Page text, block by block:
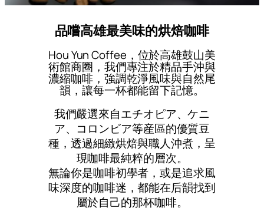
品嚐高雄最美味的烘焙咖啡
Hou Yun Coffee，位於高雄鼓山美
術館商圈，我們專注於精品手沖與
濃縮咖啡，強調乾淨風味與自然尾
韻，讓每一杯都能留下記憶。
我們嚴選來自エチオピア、ケニ
ア、コロンビア等産區的優質豆
種，透過細緻烘焙與職人沖煮，呈
現咖啡最純粹的層次。
無論你是咖啡初學者，或是追求風
味深度的咖啡迷，都能在后韻找到
屬於自己的那杯咖啡。